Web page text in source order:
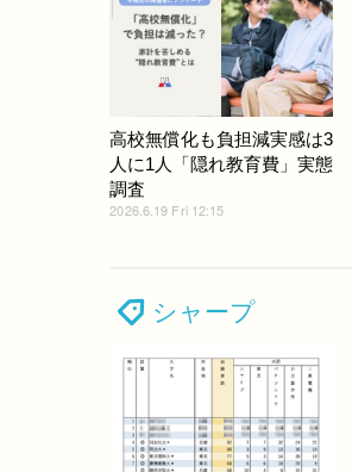
高校無償化も負担減実感は3
人に1人「隠れ教育費」実態
調査
2026.6.19 Fri 12:15
シャープ